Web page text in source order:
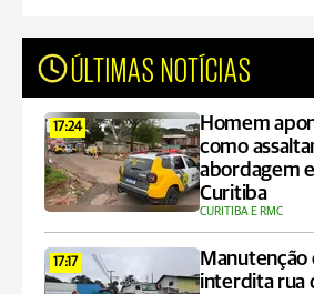
ÚLTIMAS NOTÍCIAS
17:24
Homem
como
abordagem
Curitiba
CURITIBA E RMC
17:17
Manutenção
interdita rua